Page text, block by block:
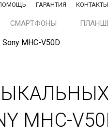
ГАРАНТИЯ КОНТАКТЫ
СМАРТФОНЫ
Sony MHC-V50D
MHC-